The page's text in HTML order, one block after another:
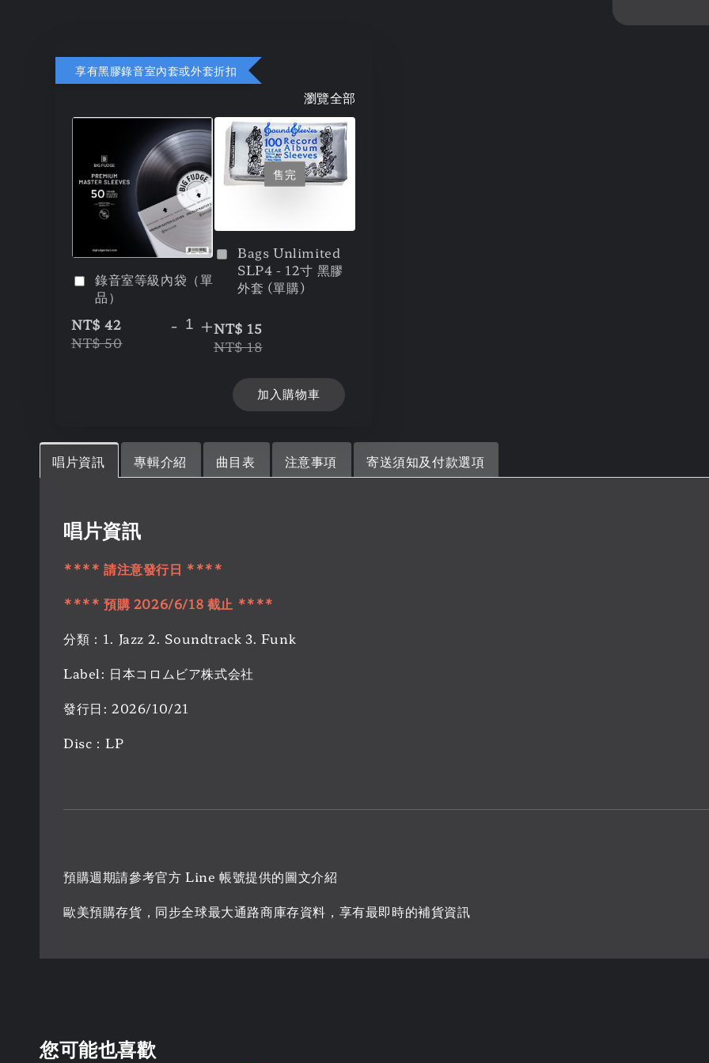
享有黑膠錄音室內套或外套折扣
瀏覽全部
錄音室等級內袋（單
品）
NT$ 42
NT$ 50
- +
售完
Bags Unlimited
SLP4 - 12寸 黑膠
外套 (單購)
NT$ 15
NT$ 18
加入購物車
唱片資訊 專輯介紹 曲目表 注意事項 寄送須知及付款選項
唱片資訊
**** 請注意發行日 ****
**** 預購 2026/6/18 截止 ****
分類：1. Jazz 2. Soundtrack 3. Funk
Label: 日本コロムビア株式会社
發行日: 2026/10/21
Disc：LP
預購週期請參考官方 Line 帳號提供的圖文介紹
歐美預購存貨，同步全球最大通路商庫存資料，享有最即時的補貨資訊
您可能也喜歡